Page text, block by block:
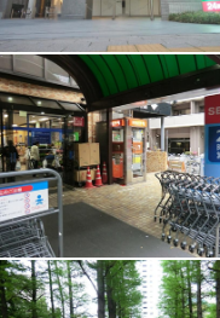
鉄骨と鉄筋コンクリー
や耐火性だけではなく
年数が長いので資産価